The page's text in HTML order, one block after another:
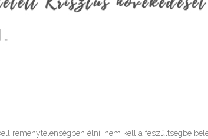
reménytelenségben élni, nem kell a feszültségbe